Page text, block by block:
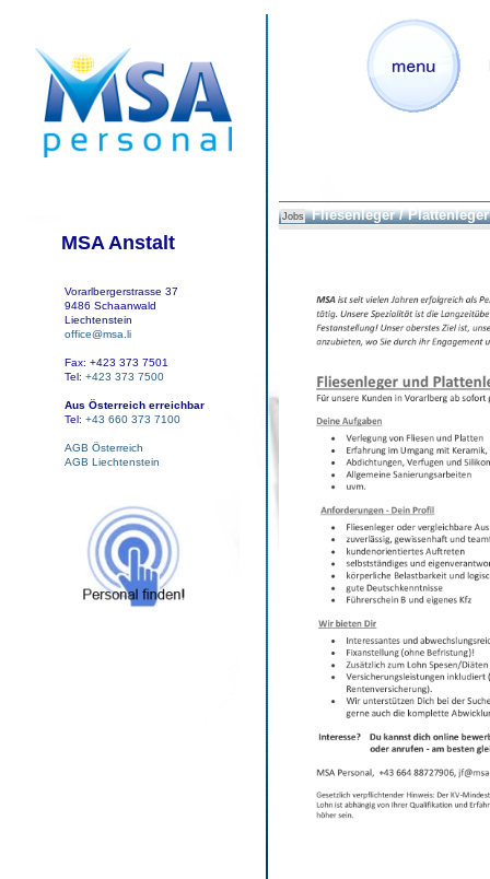
MSA Anstalt
Vorarlbergerstrasse 37
9486 Schaanwald
Liechtenstein
office@msa.li
Fax: +423 373 7501
Tel: +423 373 7500
Aus Österreich erreichbar
Tel: +43 660 373 7100
AGB Österreich
AGB Liechtenstein
Jobs Fliesenleger / Plattenleger